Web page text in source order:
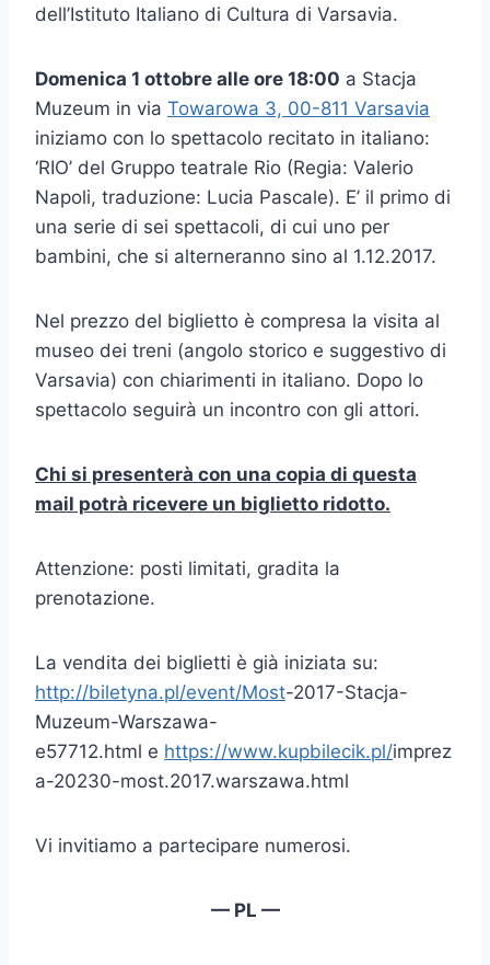
dell’Istituto Italiano di Cultura di Varsavia.
Domenica 1 ottobre alle ore 18:00 a Stacja
Muzeum in via Towarowa 3, 00-811 Varsavia
iniziamo con lo spettacolo recitato in italiano:
‘RIO’ del Gruppo teatrale Rio (Regia: Valerio
Napoli, traduzione: Lucia Pascale). E’ il primo di
una serie di sei spettacoli, di cui uno per
bambini, che si alterneranno sino al 1.12.2017.
Nel prezzo del biglietto è compresa la visita al
museo dei treni (angolo storico e suggestivo di
Varsavia) con chiarimenti in italiano. Dopo lo
spettacolo seguirà un incontro con gli attori.
Chi si presenterà con una copia di questa
mail potrà ricevere un biglietto ridotto.
Attenzione: posti limitati, gradita la
prenotazione.
La vendita dei biglietti è già iniziata su:
http://biletyna.pl/event/Most-2017-Stacja-
Muzeum-Warszawa-
e57712.html e https://www.kupbilecik.pl/imprez
a-20230-most.2017.warszawa.html
Vi invitiamo a partecipare numerosi.
— PL —